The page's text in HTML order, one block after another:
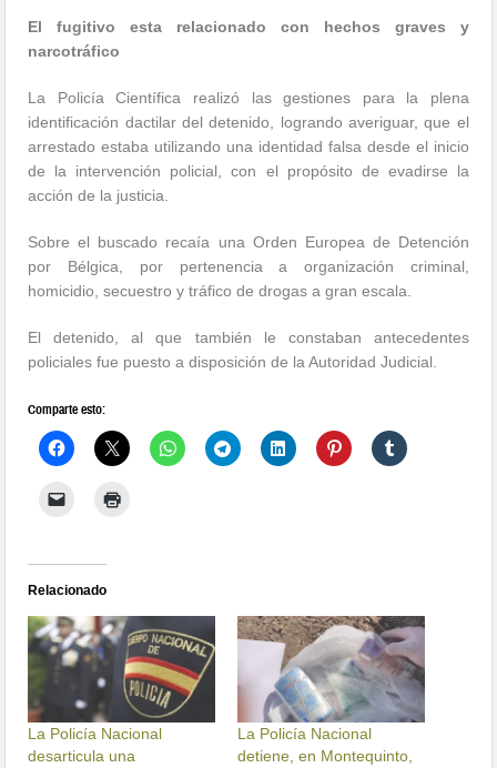
El fugitivo esta relacionado con hechos graves y
narcotráfico
La Policía Científica realizó las gestiones para la plena
identificación dactilar del detenido, logrando averiguar, que el
arrestado estaba utilizando una identidad falsa desde el inicio
de la intervención policial, con el propósito de evadirse la
acción de la justicia.
Sobre el buscado recaía una Orden Europea de Detención
por Bélgica, por pertenencia a organización criminal,
homicidio, secuestro y tráfico de drogas a gran escala.
El detenido, al que también le constaban antecedentes
policiales fue puesto a disposición de la Autoridad Judicial.
Comparte esto:
Relacionado
La Policía Nacional
desarticula una
La Policía Nacional
detiene, en Montequinto,